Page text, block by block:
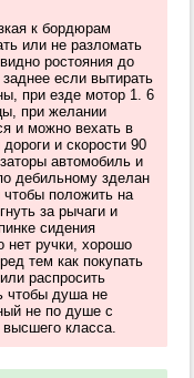
к бордюрам
или не разломать
ростояния до
если вытирать
при езде мотор 1. 6
при желании
и можно вехать в
и скорости 90
автомобиль и
дебильному зделан
чтобы положить на
за рычаги и
сидения
нет ручки, хорошо
тем как покупать
распросить
чтобы душа не
не по душе с
класса.